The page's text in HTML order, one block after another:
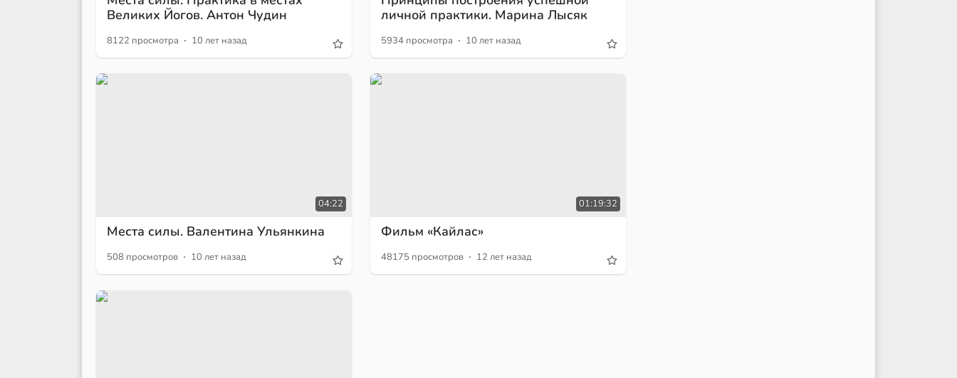
Великих Йогов. Антон Чудин
8122 просмотра · 10 лет назад
личной практики. Марина Лысяк
5934 просмотра · 10 лет назад
04:22
Места силы. Валентина Ульянкина
508 просмотров · 10 лет назад
01:19:32
Фильм «Кайлас»
48175 просмотров · 12 лет назад